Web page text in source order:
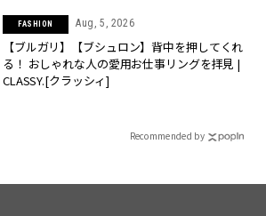
FASHION Aug, 5, 2026
【ブルガリ】【ブシュロン】背中を押してくれ
る！ おしゃれな人の愛用お仕事リングを拝見 |
CLASSY.[クラッシィ]
Recommended by